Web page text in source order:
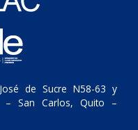
de Sucre N58-63 y
– San Carlos, Quito –